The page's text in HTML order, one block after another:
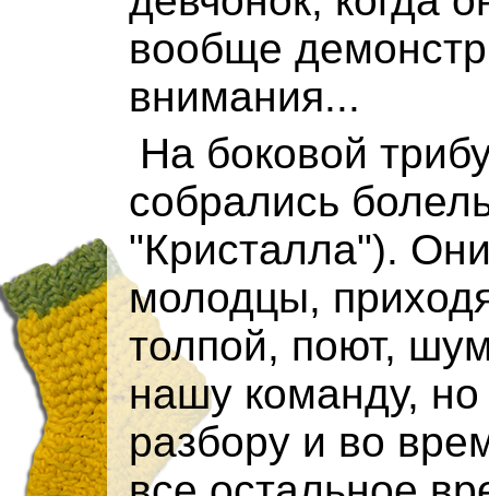
вообще
внимания...
На боковой
собрались
"Кристалла").
молодцы,
толпой, поют,
нашу команду,
разбору и во